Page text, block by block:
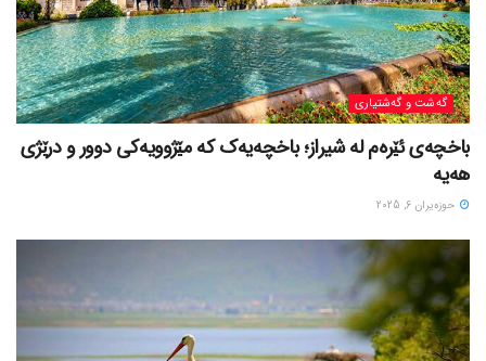
گه‌شت و گه‌شتیاری
باخچەی ئێرەم لە شیراز؛ باخچەیەک کە مێژوویەکی دوور و درێژی
هەیە
حوزه‌یران 6, 2025